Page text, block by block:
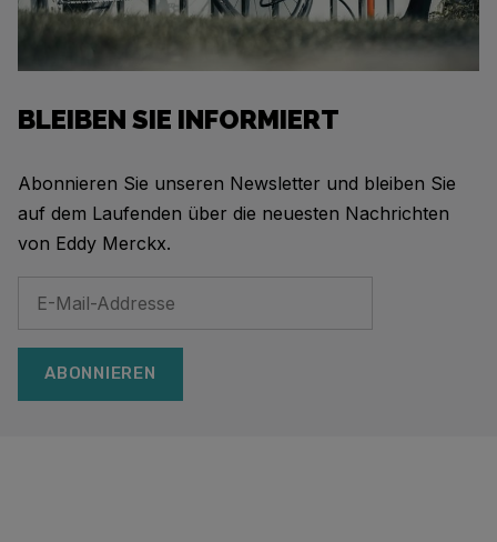
BLEIBEN SIE INFORMIERT
Abonnieren Sie unseren Newsletter und bleiben Sie
auf dem Laufenden über die neuesten Nachrichten
von Eddy Merckx.
ABONNIEREN